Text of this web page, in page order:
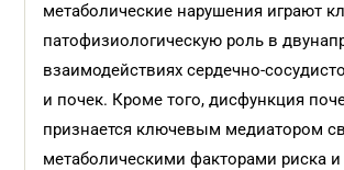
метаболические нарушения играют
патофизиологическую роль в
взаимодействиях сердечно-
и почек. Кроме того, дисфункция
признается ключевым медиатором
метаболическими факторами риска